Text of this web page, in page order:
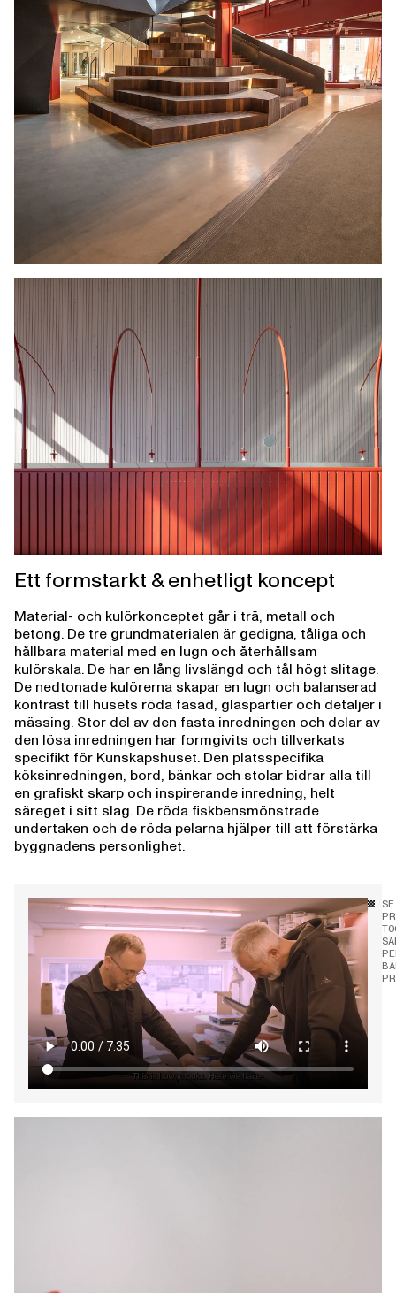
Ett formstarkt & enhetligt koncept
Material- och kulörkonceptet går i trä, metall och
betong. De tre grundmaterialen är gedigna, tåliga och
hållbara material med en lugn och återhållsam
kulörskala. De har en lång livslängd och tål högt slitage.
De nedtonade kulörerna skapar en lugn och balanserad
kontrast till husets röda fasad, glaspartier och detaljer i
mässing. Stor del av den fasta inredningen och delar av
den lösa inredningen har formgivits och tillverkats
specifikt för Kunskapshuset. Den platsspecifika
köksinredningen, bord, bänkar och stolar bidrar alla till
en grafiskt skarp och inspirerande inredning, helt
säreget i sitt slag. De röda fiskbensmönstrade
undertaken och de röda pelarna hjälper till att förstärka
byggnadens personlighet.